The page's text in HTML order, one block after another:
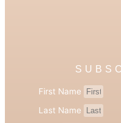
First Name
Last Name